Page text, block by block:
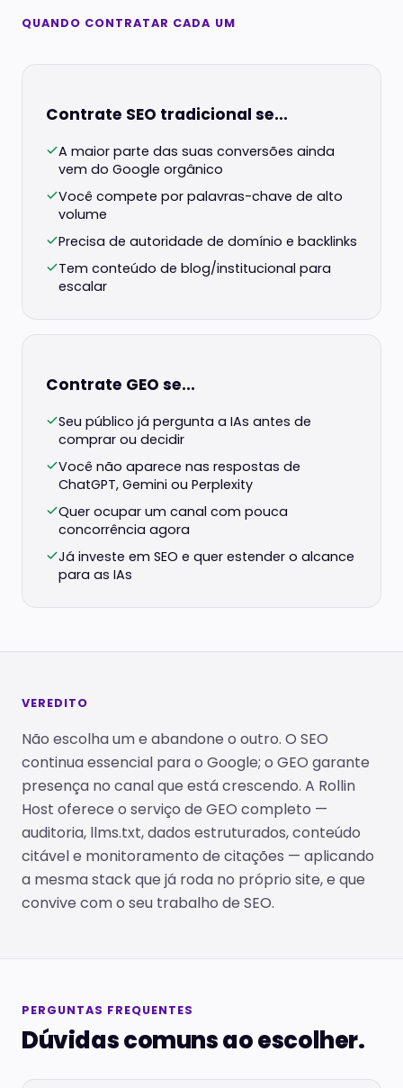
QUANDO CONTRATAR CADA UM
Contrate SEO tradicional se...
A maior parte das suas conversões ainda
vem do Google orgânico
Você compete por palavras-chave de alto
volume
Precisa de autoridade de domínio e backlinks
Tem conteúdo de blog/institucional para
escalar
Contrate GEO se...
Seu público já pergunta a IAs antes de
comprar ou decidir
Você não aparece nas respostas de
ChatGPT, Gemini ou Perplexity
Quer ocupar um canal com pouca
concorrência agora
Já investe em SEO e quer estender o alcance
para as IAs
VEREDITO
Não escolha um e abandone o outro. O SEO
continua essencial para o Google; o GEO garante
presença no canal que está crescendo. A Rollin
Host oferece o serviço de GEO completo —
auditoria, llms.txt, dados estruturados, conteúdo
citável e monitoramento de citações — aplicando
a mesma stack que já roda no próprio site, e que
convive com o seu trabalho de SEO.
PERGUNTAS FREQUENTES
Dúvidas comuns ao escolher.